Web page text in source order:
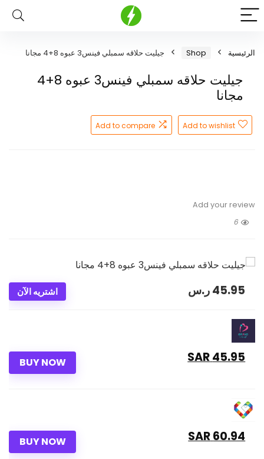
الرئيسية Shop جيليت حلاقه سمبلي فينس3 عبوه 8+4 مجانا
جيليت حلاقه سمبلي فينس3 عبوه 8+4
مجانا
Add to wishlist
Add to compare
Add your review
6
اشتريه الآن 45.95ر.س
BUY NOW 45.95 SAR
BUY NOW 60.94 SAR